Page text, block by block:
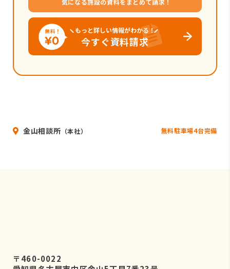
気になる施設の資料をまとめて請求！
もっと詳しい情報がわかる！
今すぐ資料請求
金山相談所 （本社） 無料駐車場4台完備
〒460-0022